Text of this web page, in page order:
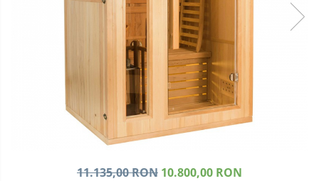
Roboti si aspiratoare
Dusuri solare
Iluminat piscina
Telescopice
Accesorii foarfece
Topoare si fierastraie
Lazi de depozitare
11.135,00 RON 10.800,00 RON